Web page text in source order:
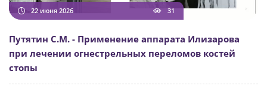
22 июня 2026 31
Путятин С.М. - Применение аппарата Илизарова
при лечении огнестрельных переломов костей
стопы